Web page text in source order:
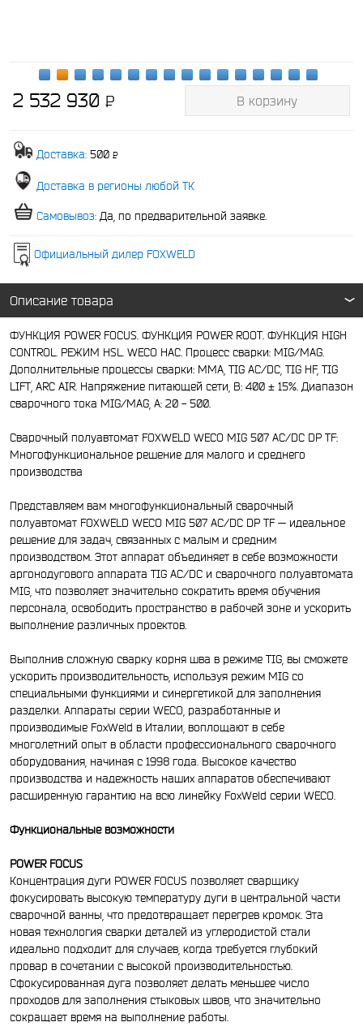
2 532 930P
- В корзину
Доставка: 500 P
-
Доставка в регионы любой ТК
Самовывоз: Да, по предварительной заявке.
Официальный дилер FOXWELD
Описание товара
ФУНКЦИЯ POWER FOCUS. ФУНКЦИЯ POWER ROOT. ФУНКЦИЯ HIGH
CONTROL. РЕЖИМ HSL. WECO HAC. Процесс сварки: MIG/MAG.
Дополнительные процессы сварки: MMA, TIG AC/DC, TIG HF, TIG
LIFT, ARC AIR. Напряжение питающей сети, В: 400 ± 15%. Диапазон
сварочного тока MIG/MAG, А: 20 - 500.
Сварочный полуавтомат FOXWELD WECO MIG 507 AC/DC DP TF:
Многофункциональное решение для малого и среднего
производства
Представляем вам многофункциональный сварочный
полуавтомат FOXWELD WECO MIG 507 AC/DC DP TF — идеальное
решение для задач, связанных с малым и средним
производством. Этот аппарат объединяет в себе возможности
аргонодугового аппарата TIG AC/DC и сварочного полуавтомата
MIG, что позволяет значительно сократить время обучения
персонала, освободить пространство в рабочей зоне и ускорить
выполнение различных проектов.
Выполнив сложную сварку корня шва в режиме TIG, вы сможете
ускорить производительность, используя режим MIG со
специальными функциями и синергетикой для заполнения
разделки. Аппараты серии WECO, разработанные и
производимые FoxWeld в Италии, воплощают в себе
многолетний опыт в области профессионального сварочного
оборудования, начиная с 1998 года. Высокое качество
производства и надежность наших аппаратов обеспечивают
расширенную гарантию на всю линейку FoxWeld серии WECO.
Функциональные возможности
POWER FOCUS
Концентрация дуги POWER FOCUS позволяет сварщику
фокусировать высокую температуру дуги в центральной части
сварочной ванны, что предотвращает перегрев кромок. Эта
новая технология сварки деталей из углеродистой стали
идеально подходит для случаев, когда требуется глубокий
провар в сочетании с высокой производительностью.
Сфокусированная дуга позволяет делать меньшее число
проходов для заполнения стыковых швов, что значительно
сокращает время на выполнение работы.